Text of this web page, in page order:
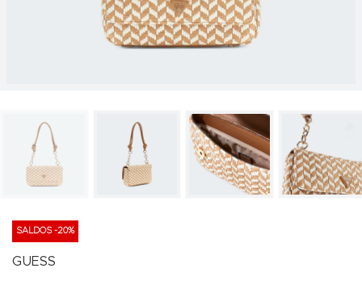
SALDOS -20%
GUESS